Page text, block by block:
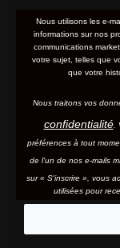
Nous utilisons les e-
informations sur nos
communications
votre sujet, telles que
que votre
Nous traitons vos
confidentialité.
préférences à tout
de l'un de nos e-mails
sur « S'inscrire », vous
utilisées pour